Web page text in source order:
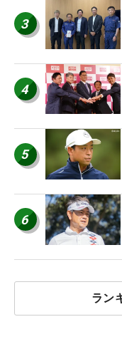
3
4
5
6
ラン